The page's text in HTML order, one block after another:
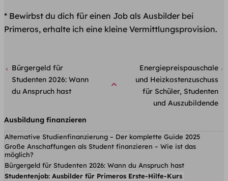
* Bewirbst du dich für einen Job als Ausbilder bei
Primeros, erhalte ich eine kleine Vermittlungsprovision.
Bürgergeld für
Studenten 2026: Wann
du Anspruch hast
Energiepreispauschale
und Heizkostenzuschuss
für Schüler, Studenten
und Auszubildende
Ausbildung finanzieren
Alternative Studienfinanzierung – Der komplette Guide 2025
Große Anschaffungen als Student finanzieren – Wie ist das
möglich?
Bürgergeld für Studenten 2026: Wann du Anspruch hast
Studentenjob: Ausbilder für Primeros Erste-Hilfe-Kurs